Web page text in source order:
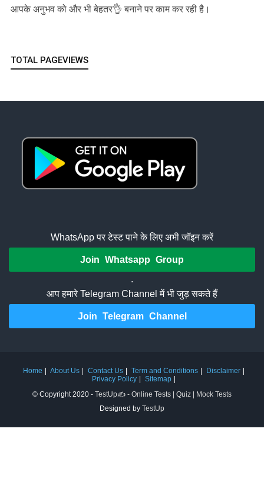
आपके अनुभव को और भी बेहतर👌 बनाने पर काम कर रही है।
TOTAL PAGEVIEWS
WhatsApp पर टेस्ट पाने के लिए अभी जॉइन करें
Join Whatsapp Group
.
आप हमारे Telegram Channel में भी जुड़ सकते हैं
Join Telegram Channel
Home About Us Contact Us Term and Conditions
Disclaimer
Privacy Policy
Sitemap
© Copyright 2020 - TestUp✍️ - Online Tests | Quiz | Mock Tests
Designed by TestUp